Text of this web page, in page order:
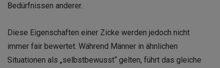
Bedürfnissen anderer.
Diese Eigenschaften einer Zicke werden jedoch nicht
immer fair bewertet. Während Männer in ähnlichen
Situationen als „selbstbewusst“ gelten, führt das gleiche